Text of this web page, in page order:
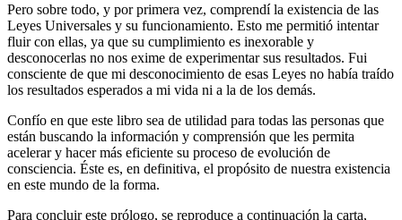
Pero sobre todo, y por primera vez, comprendí la existencia de las
Leyes Universales y su funcionamiento. Esto me permitió intentar
fluir con ellas, ya que su cumplimiento es inexorable y
desconocerlas no nos exime de experimentar sus resultados. Fui
consciente de que mi desconocimiento de esas Leyes no había traído
los resultados esperados a mi vida ni a la de los demás.
Confío en que este libro sea de utilidad para todas las personas que
están buscando la información y comprensión que les permita
acelerar y hacer más eficiente su proceso de evolución de
consciencia. Éste es, en definitiva, el propósito de nuestra existencia
en este mundo de la forma.
Para concluir este prólogo, se reproduce a continuación la carta,